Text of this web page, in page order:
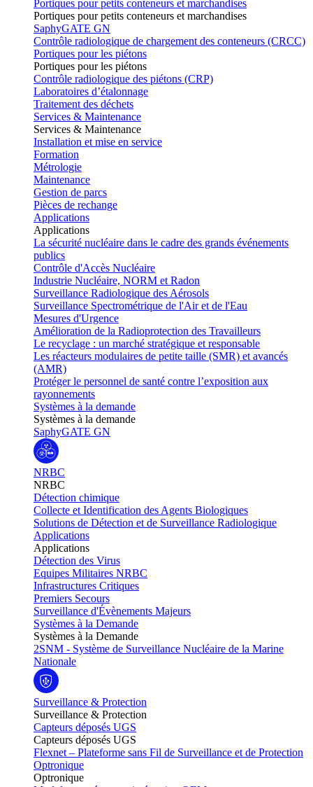
Portiques pour petits conteneurs et marchandises
Portiques pour petits conteneurs et marchandises
SaphyGATE GN
Contrôle radiologique de chargement des conteneurs (CRCC)
Portiques pour les piétons
Portiques pour les piétons
Contrôle radiologique des piétons (CRP)
Laboratoires d’étalonnage
Traitement des déchets
Services & Maintenance
Services & Maintenance
Installation et mise en service
Formation
Métrologie
Maintenance
Gestion de parcs
Pièces de rechange
Applications
Applications
La sécurité nucléaire dans le cadre des grands événements
publics
Contrôle d'Accès Nucléaire
Industrie Nucléaire, NORM et Radon
Surveillance Radiologique des Aérosols
Surveillance Spectrométrique de l'Air et de l'Eau
Mesures d'Urgence
Amélioration de la Radioprotection des Travailleurs
Le recyclage : un marché stratégique et responsable
Les réacteurs modulaires de petite taille (SMR) et avancés
(AMR)
Protéger le personnel de santé contre l’exposition aux
rayonnements
Systèmes à la demande
Systèmes à la demande
SaphyGATE GN
NRBC
NRBC
Détection chimique
Collecte et Identification des Agents Biologiques
Solutions de Détection et de Surveillance Radiologique
Applications
Applications
Détection des Virus
Equipes Militaires NRBC
Infrastructures Critiques
Premiers Secours
Surveillance d'Évènements Majeurs
Systèmes à la Demande
Systèmes à la Demande
2SNM - Système de Surveillance Nucléaire de la Marine
Nationale
Surveillance & Protection
Surveillance & Protection
Capteurs déposés UGS
Capteurs déposés UGS
Flexnet – Plateforme sans Fil de Surveillance et de Protection
Optronique
Optronique